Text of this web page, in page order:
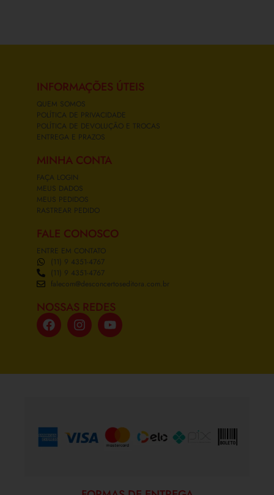
INFORMAÇÕES ÚTEIS
QUEM SOMOS
POLÍTICA DE PRIVACIDADE
POLÍTICA DE DEVOLUÇÃO E TROCAS
ENTREGA E PRAZOS
MINHA CONTA
FAÇA LOGIN
MEUS DADOS
MEUS PEDIDOS
RASTREAR PEDIDO
FALE CONOSCO
ENTRE EM CONTATO
(11) 9 4351-4767
(11) 9 4351-4767
falecom@desconcertoseditora.com.br
NOSSAS REDES